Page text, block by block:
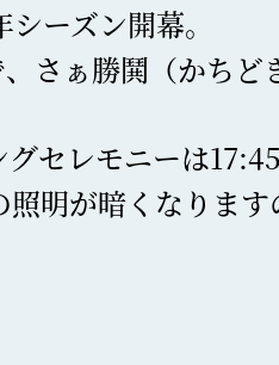
ーズン開幕。
さぁ勝鬨（かち
グセレモニーは
照明が暗くなりま